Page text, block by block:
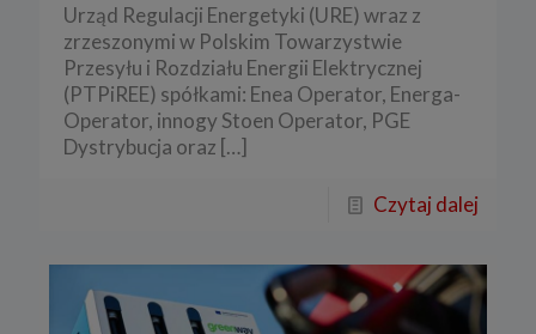
Urząd Regulacji Energetyki (URE) wraz z
zrzeszonymi w Polskim Towarzystwie
Przesyłu i Rozdziału Energii Elektrycznej
(PTPiREE) spółkami: Enea Operator, Energa-
Operator, innogy Stoen Operator, PGE
Dystrybucja oraz […]
Czytaj dalej